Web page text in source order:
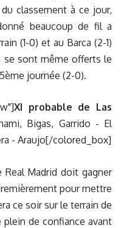
classement à ce jour,
beaucoup de fil a
(1-0) et au Barca (2-1)
se sont même offerts le
journée (2-0).
XI probable de Las
Bigas, Garrido - El
- Araujo[/colored_box]
Real Madrid doit gagner
pour mettre
ce soir sur le terrain de
de confiance avant